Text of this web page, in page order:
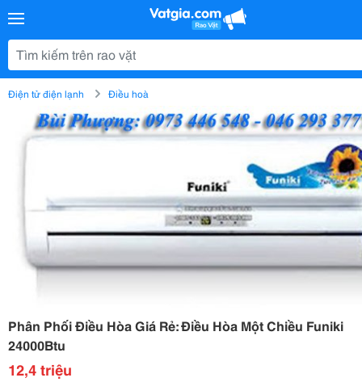
Điện tử điện lạnh Điều hoà
Phân Phối Điều Hòa Giá Rẻ: Điều Hòa Một Chiều Funiki
24000Btu
12,4 triệu